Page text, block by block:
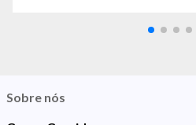
Sobre nós